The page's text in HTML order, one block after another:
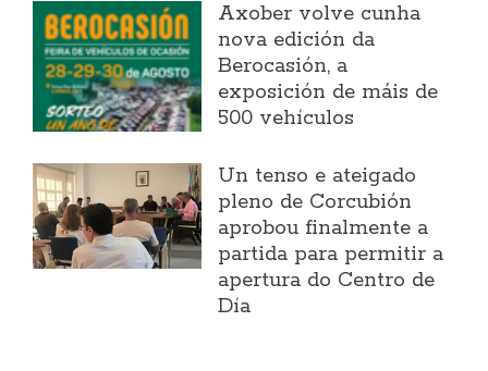
Axober volve cunha
nova edición da
Berocasión, a
exposición de máis de
500 vehículos
Un tenso e ateigado
pleno de Corcubión
aprobou finalmente a
partida para permitir a
apertura do Centro de
Día